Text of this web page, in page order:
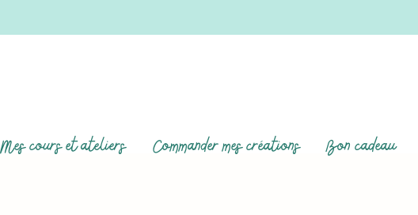
Mes cours et ateliers Commander mes créations Bon cadeau